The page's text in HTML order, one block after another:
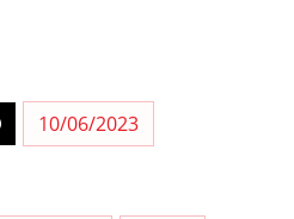
10/06/2023